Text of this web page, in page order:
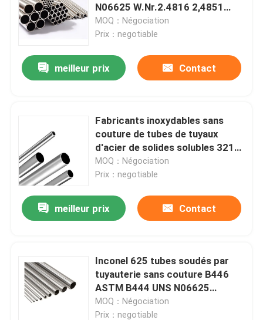
N06625 W.Nr.2.4816 2,4851
2,4856 de l'inconel 625
MOQ：Négociation
Prix：negotiable
meilleur prix Contact
Fabricants inoxydables sans
couture de tubes de tuyaux
d'acier de solides solubles 321
16mm 16 échangeur de chaleur
de la mesure 304
MOQ：Négociation
Prix：negotiable
meilleur prix Contact
Inconel 625 tubes soudés par
tuyauterie sans couture B446
ASTM B444 UNS N06625
DIN2.4856 d'acier allié
MOQ：Négociation
Prix：negotiable